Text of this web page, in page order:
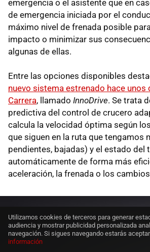
emergencia o el asistente que en
de emergencia iniciada por el
máximo nivel de frenada posible
impacto o minimizar sus
algunas de ellas.
Entre las opciones disponibles
nuevo sistema estrenado hace unos
Carrera, llamado InnoDrive. Se trata
predictiva del control de crucero
calcula la velocidad óptima según
que siguen en la ruta que tengamos
pendientes, bajadas) y el estado del
automáticamente de forma más
aceleración, la frenada o los
Utilizamos cookies de terceros para generar
audiencia y mostrar publicidad personalizada
navegación. Si sigues navegando estarás
información